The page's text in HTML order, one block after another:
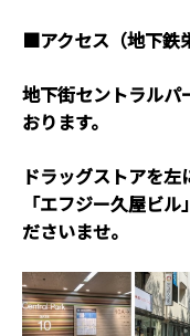
■アクセス（地下鉄
地下街セントラル
おります。
ドラッグストアを左
「エフジー久屋ビ
ださいませ。